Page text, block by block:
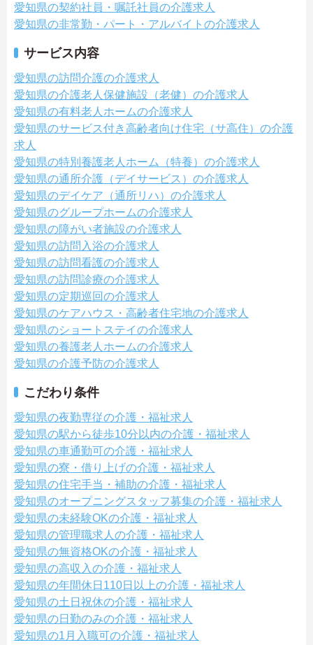
愛知県の契約社員・嘱託社員の介護求人
愛知県の非常勤・パート・アルバイトの介護求人
サービス内容
愛知県の訪問介護の介護求人
愛知県の介護老人保健施設（老健）の介護求人
愛知県の有料老人ホームの介護求人
愛知県のサービス付き高齢者向け住宅（サ高住）の介護
求人
愛知県の特別養護老人ホーム（特養）の介護求人
愛知県の通所介護（デイサービス）の介護求人
愛知県のデイケア（通所リハ）の介護求人
愛知県のグループホームの介護求人
愛知県の障がい者施設の介護求人
愛知県の訪問入浴の介護求人
愛知県の訪問看護の介護求人
愛知県の訪問診療の介護求人
愛知県の定期巡回の介護求人
愛知県のケアハウス・高齢者住宅地の介護求人
愛知県のショートステイの介護求人
愛知県の養護老人ホームの介護求人
愛知県の介護予防の介護求人
こだわり条件
愛知県の夜勤専従の介護・福祉求人
愛知県の駅から徒歩10分以内の介護・福祉求人
愛知県の車通勤可の介護・福祉求人
愛知県の寮・借り上げの介護・福祉求人
愛知県の住宅手当・補助の介護・福祉求人
愛知県のオープニングスタッフ募集の介護・福祉求人
愛知県の未経験OKの介護・福祉求人
愛知県の管理職求人の介護・福祉求人
愛知県の無資格OKの介護・福祉求人
愛知県の高収入の介護・福祉求人
愛知県の年間休日110日以上の介護・福祉求人
愛知県の土日祝休の介護・福祉求人
愛知県の日勤のみの介護・福祉求人
愛知県の1月入職可の介護・福祉求人